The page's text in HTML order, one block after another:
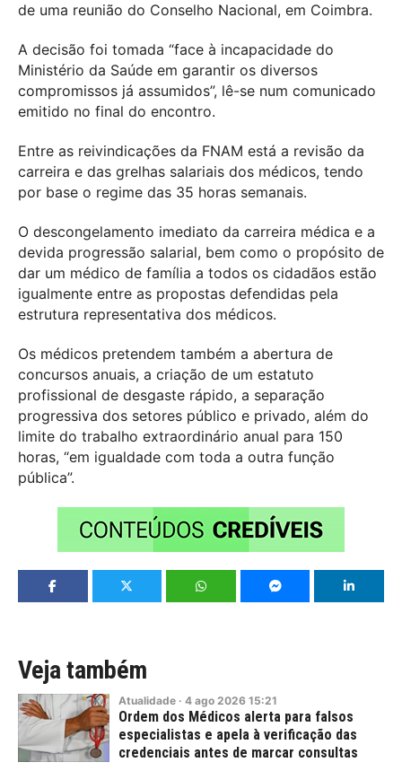
de uma reunião do Conselho Nacional, em Coimbra.
A decisão foi tomada “face à incapacidade do
Ministério da Saúde em garantir os diversos
compromissos já assumidos”, lê-se num comunicado
emitido no final do encontro.
Entre as reivindicações da FNAM está a revisão da
carreira e das grelhas salariais dos médicos, tendo
por base o regime das 35 horas semanais.
O descongelamento imediato da carreira médica e a
devida progressão salarial, bem como o propósito de
dar um médico de família a todos os cidadãos estão
igualmente entre as propostas defendidas pela
estrutura representativa dos médicos.
Os médicos pretendem também a abertura de
concursos anuais, a criação de um estatuto
profissional de desgaste rápido, a separação
progressiva dos setores público e privado, além do
limite do trabalho extraordinário anual para 150
horas, “em igualdade com toda a outra função
pública”.
Veja também
Atualidade · 4 ago 2026 15:21
Ordem dos Médicos alerta para falsos
especialistas e apela à verificação das
credenciais antes de marcar consultas